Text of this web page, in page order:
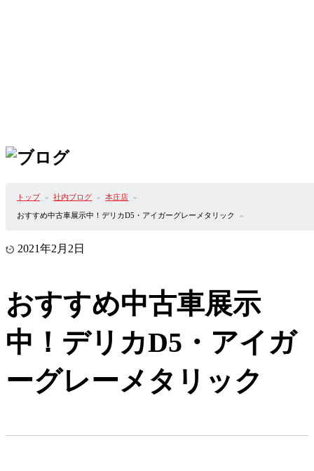
トップ 社内ブログ 本庄店
おすすめ中古車展示中！デリカD5・アイガーグレーメタリック
2021年2月2日
おすすめ中古車展示
中！デリカD5・アイガ
ーグレーメタリック